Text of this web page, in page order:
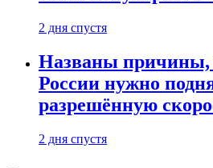
2 дня спустя
Названы причины,
России нужно
разрешённую
2 дня спустя